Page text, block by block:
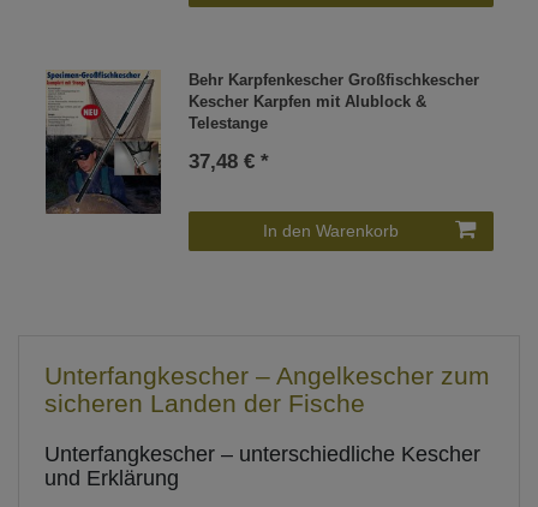
Behr Karpfenkescher Großfischkescher
Kescher Karpfen mit Alublock &
Telestange
37,48 € *
In den Warenkorb
Unterfangkescher – Angelkescher zum
sicheren Landen der Fische
Unterfangkescher – unterschiedliche Kescher
und Erklärung